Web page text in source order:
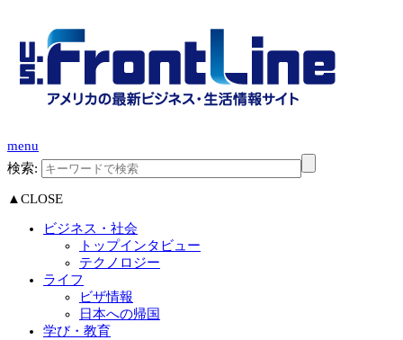
menu
検索:
▲CLOSE
ビジネス・社会
トップインタビュー
テクノロジー
ライフ
ビザ情報
日本への帰国
学び・教育